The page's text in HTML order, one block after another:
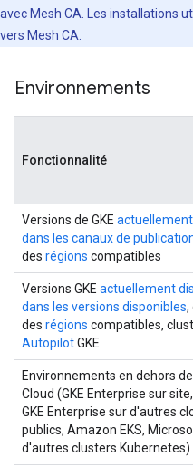
avec Mesh CA. Les installations
vers Mesh CA.
Environnements
Fonctionnalité
Versions de GKE
dans les canaux de
des régions compatibles
Versions GKE actuellement
dans les versions disponibles,
des régions compatibles,
AutopilotGKE
Environnements en dehors
Cloud (GKE Enterprise sur site,
GKE Enterprise sur d'autres
publics, Amazon EKS,
d'autres clusters Kubernetes)